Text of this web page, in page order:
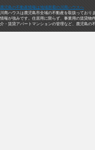
鹿児島の不動産情報は地域密着の川商ハウスへ
川商ハウスは鹿児島市全域の不動産を取扱っており
情報が強みです。住居用に限らず、事業用の賃貸物
介・賃貸アパートマンションの管理など、鹿児島の